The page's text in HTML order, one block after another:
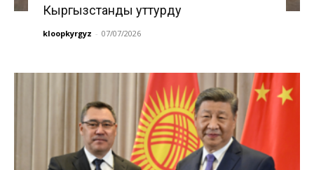
Кыргызстанды уттурду
kloopkyrgyz - 07/07/2026